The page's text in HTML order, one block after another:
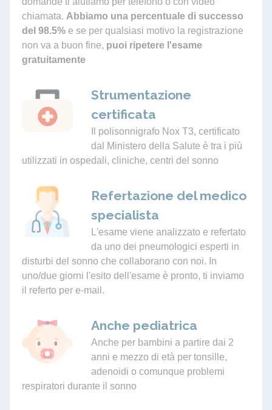
chiamata. Abbiamo una percentuale di successo
del 98.5% e se per qualsiasi motivo la registrazione
non va a buon fine, puoi ripetere l'esame
gratuitamente
Strumentazione
certificata
Il polisonnigrafo Nox T3, certificato
dal Ministero della Salute è tra i più
utilizzati in ospedali, cliniche, centri del sonno
Refertazione del medico
specialista
L'esame viene analizzato e refertato
da uno dei pneumologici esperti in
disturbi del sonno che collaborano con noi. In
uno/due giorni l'esito dell'esame è pronto, ti inviamo
il referto per e-mail.
Anche pediatrica
Anche per bambini a partire dai 2
anni e mezzo di età per tonsille,
adenoidi o comunque problemi
respiratori durante il sonno